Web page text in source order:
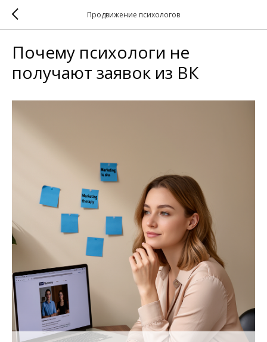
Продвижение психологов
Почему психологи не
получают заявок из ВК